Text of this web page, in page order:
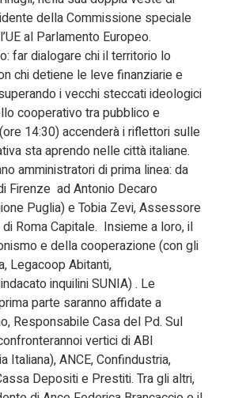
della Commissione speciale
al Parlamento Europeo.
far dialogare chi il territorio lo
chi detiene le leve finanziarie e
i vecchi steccati ideologici
cooperativo tra pubblico e
14:30) accenderà i riflettori sulle
sta aprendo nelle città italiane.
amministratori di prima linea: da
Firenze ad Antonio Decaro
Puglia) e Tobia Zevi, Assessore
Roma Capitale. Insieme a loro, il
e della cooperazione (con gli
Legacoop Abitanti,
inquilini SUNIA) . Le
parte saranno affidate a
Responsabile Casa del Pd. Sul
vertici di ABI
Italiana), ANCE, Confindustria,
Depositi e Prestiti. Tra gli altri,